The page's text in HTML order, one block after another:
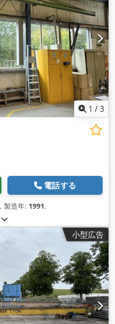
1 /3
電話する
, 製造年: 1991,
小型広告